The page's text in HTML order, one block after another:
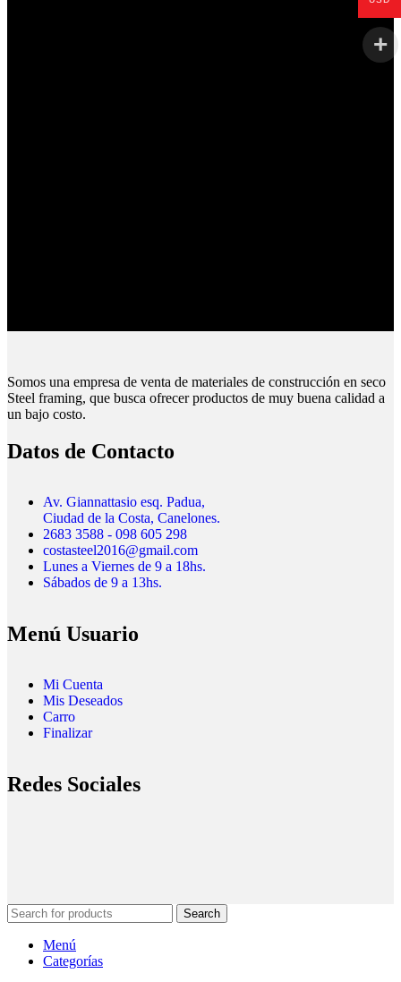
Somos una empresa de venta de materiales de construcción en seco
Steel framing, que busca ofrecer productos de muy buena calidad a
un bajo costo.
Datos de Contacto
Av. Giannattasio esq. Padua,
Ciudad de la Costa, Canelones.
2683 3588 - 098 605 298
costasteel2016@gmail.com
Lunes a Viernes de 9 a 18hs.
Sábados de 9 a 13hs.
Menú Usuario
Mi Cuenta
Mis Deseados
Carro
Finalizar
Redes Sociales
Search
Menú
Categorías